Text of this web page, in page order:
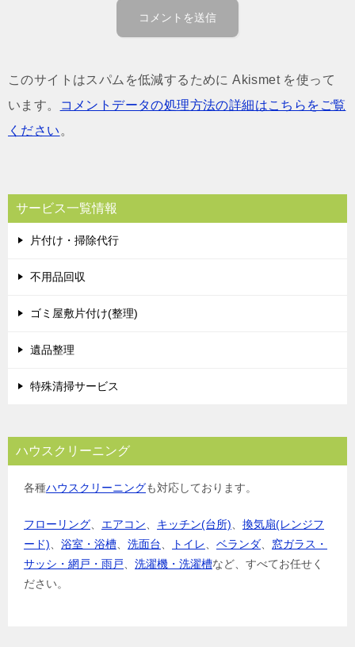
このサイトはスパムを低減するために Akismet を使って
います。
コメントデータの処理方法の詳細はこちらをご覧
ください 。
サービス一覧情報
片付け・掃除代行
不用品回収
ゴミ屋敷片付け(整理)
遺品整理
特殊清掃サービス
ハウスクリーニング
各種ハウスクリーニングも対応しております。
フローリング エアコン キッチン(台所)
換気扇(レンジフ
ード)
浴室・浴槽 洗面台 トイレ ベランダ
窓ガラス・
サッシ・網戸・雨戸
洗濯機・洗濯槽など、すべてお任せく
ださい。